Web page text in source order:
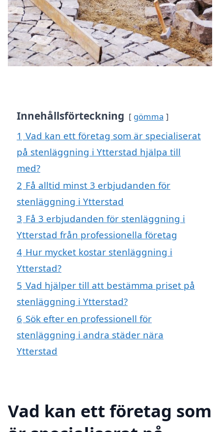
Innehållsförteckning gömma
1 Vad kan ett företag som är specialiserat
på stenläggning i Ytterstad hjälpa till
med?
2 Få alltid minst 3 erbjudanden för
stenläggning i Ytterstad
3 Få 3 erbjudanden för stenläggning i
Ytterstad från professionella företag
4 Hur mycket kostar stenläggning i
Ytterstad?
5 Vad hjälper till att bestämma priset på
stenläggning i Ytterstad?
6 Sök efter en professionell för
stenläggning i andra städer nära
Ytterstad
Vad kan ett företag som